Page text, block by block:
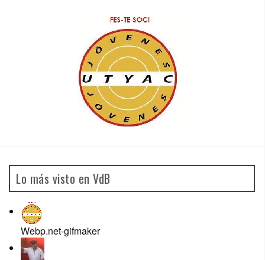
Lo más visto en VdB
Webp.net-gifmaker